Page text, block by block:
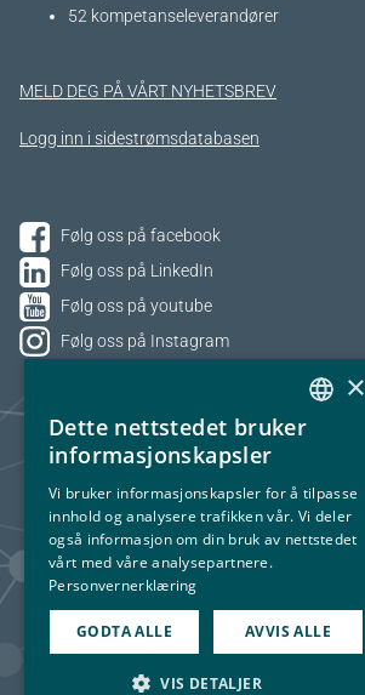
52 kompetanseleverandører
MELD DEG PÅ VÅRT NYHETSBREV
Logg inn i sidestrømsdatabasen
Følg oss på facebook
Følg oss på LinkedIn
Følg oss på youtube
Følg oss på Instagram
NORWEGIAN
×
Dette nettstedet bruker
informasjonskapsler
Vi bruker informasjonskapsler for å tilpasse
innhold og analysere trafikken vår. Vi deler
også informasjon om din bruk av nettstedet
vårt med våre analysepartnere.
Personvernerklæring
GODTA ALLE AVVIS ALLE
VIS DETALJER